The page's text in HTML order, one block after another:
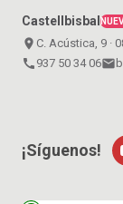
Castellbisbal
place C. Acústica, 9 ·
call 937 50 34 06email
¡Síguenos!